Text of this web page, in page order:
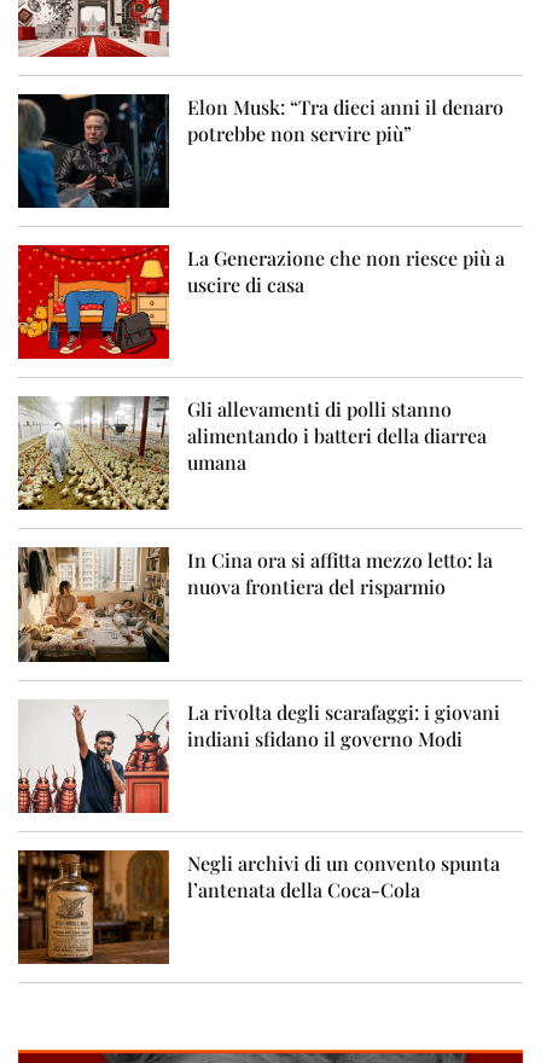
Elon Musk: “Tra dieci anni il denaro
potrebbe non servire più”
La Generazione che non riesce più a
uscire di casa
Gli allevamenti di polli stanno
alimentando i batteri della diarrea
umana
In Cina ora si affitta mezzo letto: la
nuova frontiera del risparmio
La rivolta degli scarafaggi: i giovani
indiani sfidano il governo Modi
Negli archivi di un convento spunta
l’antenata della Coca-Cola